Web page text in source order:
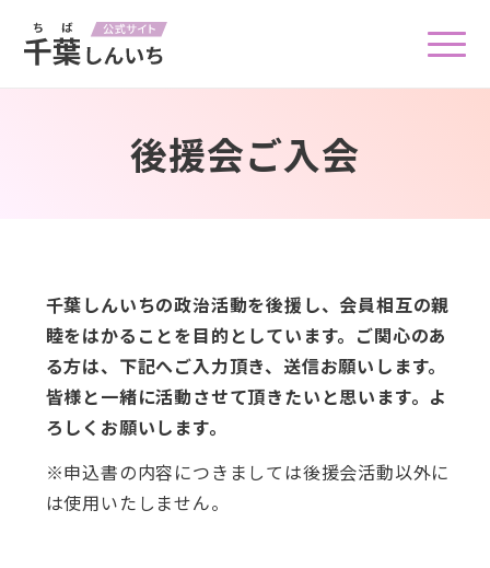
後援会ご入会
千葉しんいちの政治活動を後援し、会員相互の親
睦をはかることを目的としています。 ご関心のあ
る方は、下記へご入力頂き、送信お願いします。
皆様と一緒に活動させて頂きたいと思います。よ
ろしくお願いします。
※申込書の内容につきましては後援会活動以外に
は使用いたしません。